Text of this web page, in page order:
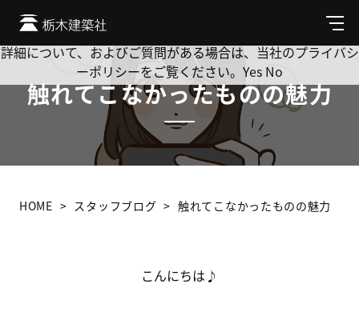
メ
ニ
ュ
触れてこなかったものの魅力
HOME スタッフブログ 触れてこなかったものの魅力
こんにちは♪
Cookie を使用して、お客様の活動を追跡してもよろしいです
か? 当社ではお客様のプライバシーを極めて重視しています。
詳細について、およびご質問がある場合は、当社のプライバシ
ーポリシーをご覧ください。 Yes No